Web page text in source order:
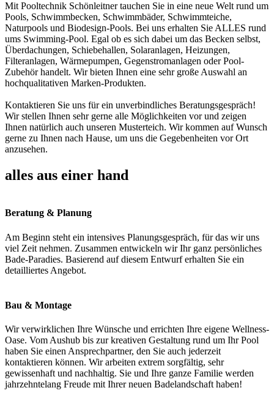
Mit Pooltechnik Schönleitner tauchen Sie in eine neue Welt rund um
Pools, Schwimmbecken, Schwimmbäder, Schwimmteiche,
Naturpools und Biodesign-Pools. Bei uns erhalten Sie ALLES rund
ums Swimming-Pool. Egal ob es sich dabei um das Becken selbst,
Überdachungen, Schiebehallen, Solaranlagen, Heizungen,
Filteranlagen, Wärmepumpen, Gegenstromanlagen oder Pool-
Zubehör handelt. Wir bieten Ihnen eine sehr große Auswahl an
hochqualitativen Marken-Produkten.
Kontaktieren Sie uns für ein unverbindliches Beratungsgespräch!
Wir stellen Ihnen sehr gerne alle Möglichkeiten vor und zeigen
Ihnen natürlich auch unseren Musterteich. Wir kommen auf Wunsch
gerne zu Ihnen nach Hause, um uns die Gegebenheiten vor Ort
anzusehen.
alles aus einer hand
Beratung & Planung
Am Beginn steht ein intensives Planungsgespräch, für das wir uns
viel Zeit nehmen. Zusammen entwickeln wir Ihr ganz persönliches
Bade-Paradies. Basierend auf diesem Entwurf erhalten Sie ein
detailliertes Angebot.
Bau & Montage
Wir verwirklichen Ihre Wünsche und errichten Ihre eigene Wellness-
Oase. Vom Aushub bis zur kreativen Gestaltung rund um Ihr Pool
haben Sie einen Ansprechpartner, den Sie auch jederzeit
kontaktieren können. Wir arbeiten extrem sorgfältig, sehr
gewissenhaft und nachhaltig. Sie und Ihre ganze Familie werden
jahrzehntelang Freude mit Ihrer neuen Badelandschaft haben!